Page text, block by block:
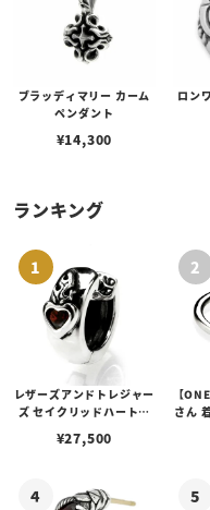
ブラッディマリー カーム
ペンダント
¥14,300
ロン
ランキング
レザーズアンドトレジャー
ズ セイクリッドハートピ
¥27,500
【
さん